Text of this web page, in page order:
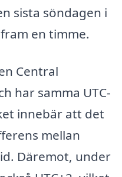
sista söndagen i
en timme.
Central
har samma UTC-
innebär att det
mellan
Däremot, under